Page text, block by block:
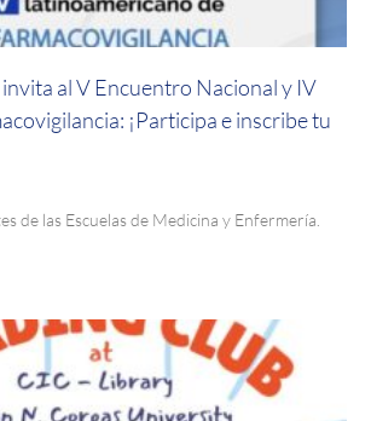
al V Encuentro Nacional y IV
¡Participa e inscribe tu
de las Escuelas de Medicina y Enfermería.